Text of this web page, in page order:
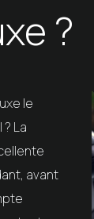
?
le
La
avant